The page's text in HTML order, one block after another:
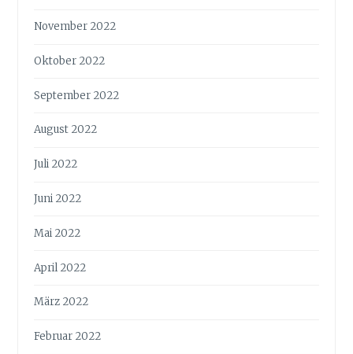
November 2022
Oktober 2022
September 2022
August 2022
Juli 2022
Juni 2022
Mai 2022
April 2022
März 2022
Februar 2022